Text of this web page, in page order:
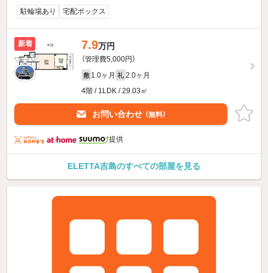
駐輪場あり
宅配ボックス
新着 7.9万円
（管理費5,000円）
敷 1.0ヶ月 礼 2.0ヶ月
4階 / 1LDK / 29.03㎡
お問い合わせ （無料）
提供
ELETTA吉島のすべての部屋を見る